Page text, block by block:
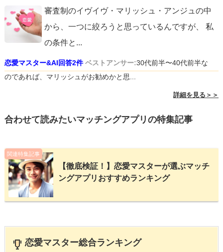
審査制のイヴイヴ・マリッシュ・アンジュの中
から、一つに絞ろうと思っているんですが、 私
の条件と ...
恋愛マスター&AI回答2件 ベストアンサー:30代前半〜40代前半な
のであれば、マリッシュがお勧めかと思...
詳細を見る＞＞
合わせて読みたいマッチングアプリの特集記事
関連特集記事
【徹底検証！】恋愛マスターが選ぶマッチ
ングアプリおすすめランキング
恋愛マスター総合ランキング